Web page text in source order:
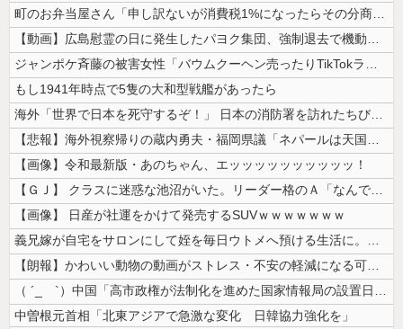
町のお弁当屋さん「申し訳ないが消費税1%になったらその分商品代を値上げ...
【動画】広島慰霊の日に発生したパヨク集団、強制退去で機動隊により無事排...
ジャンポケ斉藤の被害女性「バウムクーヘン売ったりTikTokライブして...
もし1941年時点で5隻の大和型戦艦があったら
海外「世界で日本を死守するぞ！」 日本の消防署を訪れたちびっ子集団が世...
【悲報】海外視察帰りの蔵内勇夫・福岡県議「ネパールは天国だった！」あま...
【画像】令和最新版・あのちゃん、エッッッッッッッッッッ！
【ＧＪ】 クラスに迷惑な池沼がいた。リーダー格のＡ「なんで支援学級に入...
【画像】 日産が社運をかけて発売するSUVｗｗｗｗｗｗｗ
義兄嫁が自宅をサロンにして姪を毎日ウトメへ預ける生活に。数年後、そのツ...
【朗報】かわいい動物の動画がストレス・不安の軽減になる可能性。英大学の...
（ ´_ゝ`）中国「高市政権が法制化を進めた国家情報局の設置日が7月3...
中曽根元首相「北東アジアで急激な変化 日韓協力強化を」